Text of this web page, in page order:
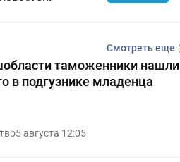
Смотреть еще
таможенники нашли
в подгузнике младенца
5 августа 12:05